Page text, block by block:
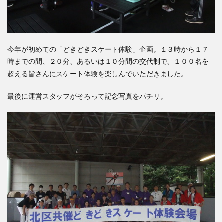
今年が初めての「どきどきスケート体験」企画。１３時から１７
時までの間、２０分、あるいは１０分間の交代制で、１００名を
超える皆さんにスケート体験を楽しんでいただきました。
最後に運営スタッフがそろって記念写真をパチリ。